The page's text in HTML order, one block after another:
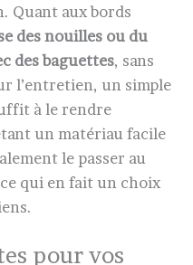
Quant aux bords
des nouilles ou du
des baguettes, sans
l’entretien, un simple
à le rendre
un matériau facile
le passer au
qui en fait un choix
pour vos